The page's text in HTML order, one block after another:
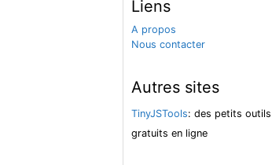
Liens
A propos
Nous contacter
Autres sites
TinyJSTools: des petits outils
gratuits en ligne